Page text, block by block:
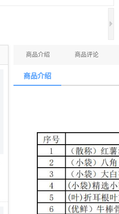
商品介绍 商品评论
商品介绍